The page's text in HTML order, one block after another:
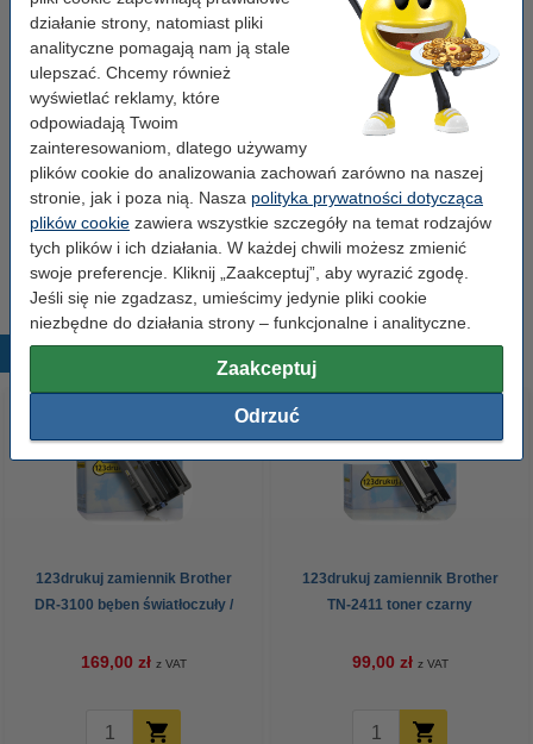
działanie strony, natomiast pliki
analityczne pomagają nam ją stale
ulepszać. Chcemy również
wyświetlać reklamy, które
odpowiadają Twoim
zainteresowaniom, dlatego używamy
plików cookie do analizowania zachowań zarówno na naszej
stronie, jak i poza nią. Nasza polityka prywatności dotycząca
plików cookie zawiera wszystkie szczegóły na temat rodzajów
tych plików i ich działania. W każdej chwili możesz zmienić
swoje preferencje. Kliknij „Zaakceptuj”, aby wyrazić zgodę.
Jeśli się nie zgadzasz, umieścimy jedynie pliki cookie
niezbędne do działania strony – funkcjonalne i analityczne.
Zaakceptuj
Odrzuć
Numer: TN3130
Wskazówka: zamów papier
Papier ksero A4 80 g/m2 (2500 szt.), 123drukuj
(5 ryz)
110,00 zł
Porada
Radzimy Państwu zakupić ten toner (wersję 123drukuj) zamiast
tonera Brother.
123drukuj zamiennik Brother
DR-3100 bęben światłoczuły /
169,00 zł z VAT
123drukuj zamiennik Brother
TN-2411 toner czarny
99,00 zł z VAT